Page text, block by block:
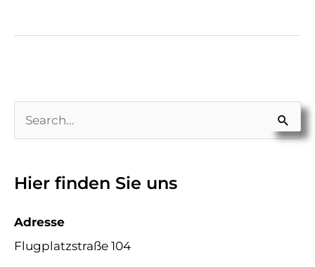
e
n
Hier finden Sie uns
Adresse
Flugplatzstraße 104